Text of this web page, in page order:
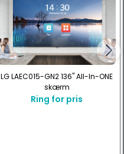
LG LAEC015-GN2 136" All-In-ONE
skærm
Ring for pris